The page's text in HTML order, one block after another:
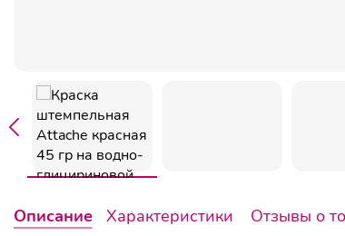
Описание Характеристики Отзывы о